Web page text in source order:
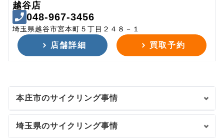
越谷店
048-967-3456
埼玉県越谷市宮本町５丁目２４８－１
店舗詳細 買取予約
本庄市のサイクリング事情
埼玉県のサイクリング事情